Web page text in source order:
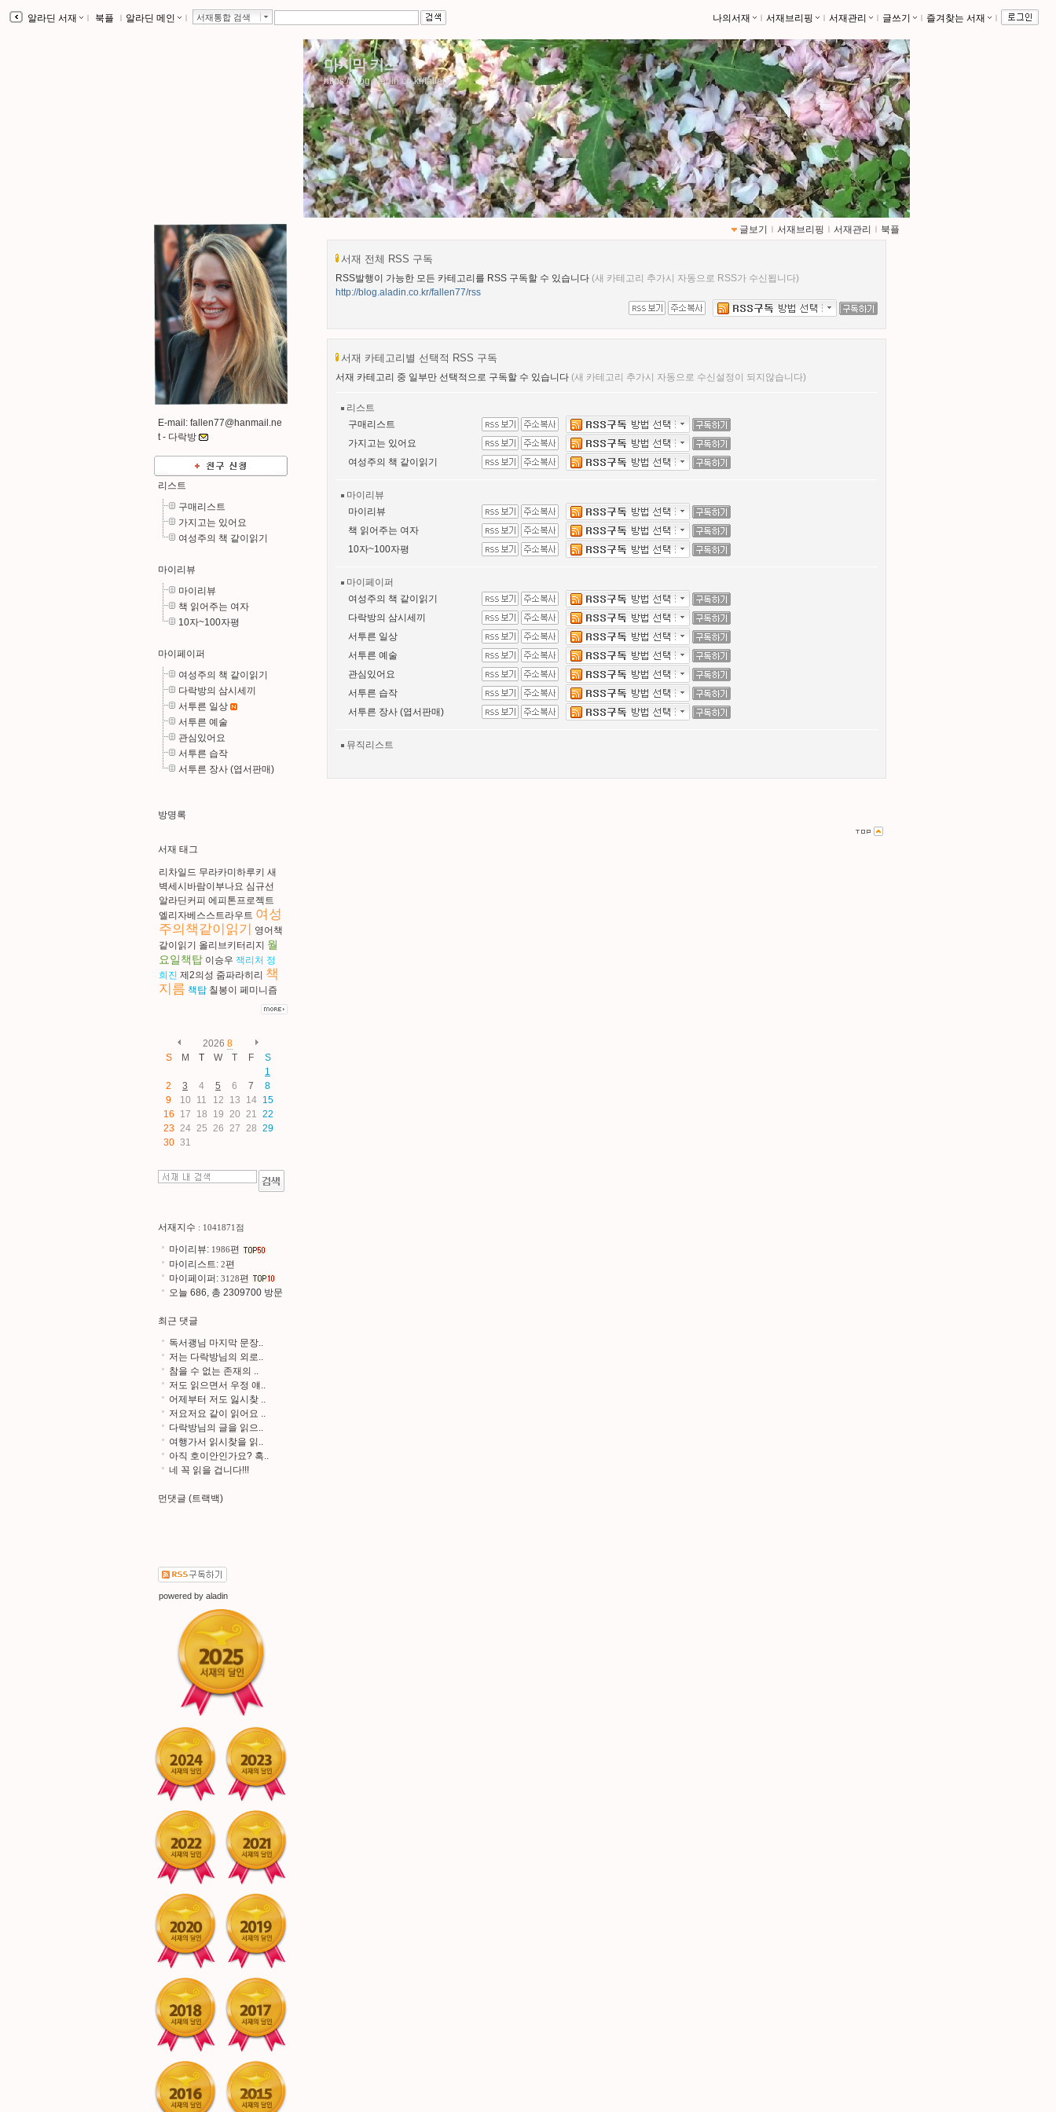
알라딘 서재 ｌ 북플 ｌ 알라딘 메인 ｌ 서재통합 검색 나의서재 ｌ 서재브리핑 ｌ 서재관리 ｌ 글쓰기 ｌ 즐겨찾는 서재 ｌ
마지막 키스
https://blog.aladin.co.kr/fallen77
글보기 ｌ 서재브리핑 ｌ 서재관리 ｌ 북플
서재 전체 RSS 구독
RSS발행이 가능한 모든 카테고리를 RSS 구독할 수 있습니다 (새 카테고리 추가시 자동으로 RSS가 수신됩니다)
http://blog.aladin.co.kr/fallen77/rss
서재 카테고리별 선택적 RSS 구독
서재 카테고리 중 일부만 선택적으로 구독할 수 있습니다 (새 카테고리 추가시 자동으로 수신설정이 되지않습니다)
리스트
구매리스트
가지고는 있어요
여성주의 책 같이읽기
마이리뷰
마이리뷰
책 읽어주는 여자
10자~100자평
마이페이퍼
여성주의 책 같이읽기
다락방의 삼시세끼
서투른 일상
서투른 예술
관심있어요
서투른 습작
서투른 장사 (엽서판매)
뮤직리스트
E-mail: fallen77@hanmail.ne
t - 다락방
리스트
구매리스트
가지고는 있어요
여성주의 책 같이읽기
마이리뷰
마이리뷰
책 읽어주는 여자
10자~100자평
마이페이퍼
여성주의 책 같이읽기
다락방의 삼시세끼
서투른 일상
서투른 예술
관심있어요
서투른 습작
서투른 장사 (엽서판매)
방명록
서재 태그
리차일드 무라카미하루키 새
벽세시바람이부나요 심규선
알라딘커피 에피톤프로젝트
엘리자베스스트라우트 여성
주의책같이읽기 영어책
같이읽기 올리브키터리지 월
요일책탑 이승우 잭리처 정
희진 제2의성 줌파라히리 책
지름 책탑 칠봉이 페미니즘
2026 8
S
M T W T F
S
1
2
3 4 5 6 7
8
9
10 11 12 13 14
15
16
17 18 19 20 21 22
23 24 25 26 27 28 29
30 31
서재지수 : 1041871점
마이리뷰: 1986편
마이리스트: 2편
마이페이퍼: 3128편
오늘 686, 총 2309700 방문
최근 댓글
독서괭님 마지막 문장..
저는 다락방님의 외로..
참을 수 없는 존재의 ..
저도 읽으면서 우정 얘..
어제부터 저도 잃시찾 ..
저요저요 같이 읽어요 ..
다락방님의 글을 읽으..
여행가서 읽시찾을 읽..
아직 호이안인가요? 혹..
네 꼭 읽을 겁니다!!!
먼댓글 (트랙백)
powered by aladin